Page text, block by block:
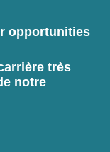
opportunities
très
notre